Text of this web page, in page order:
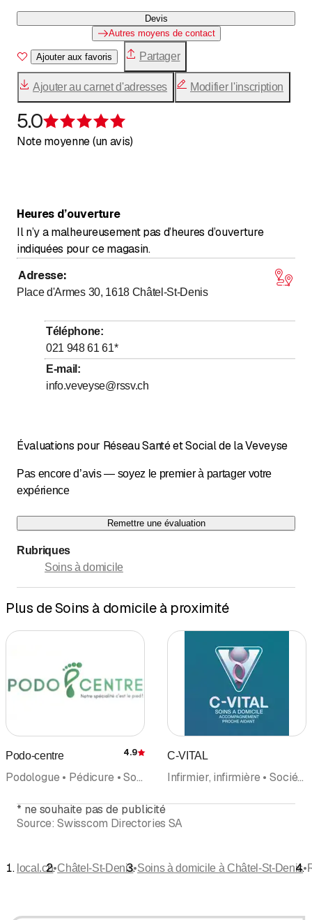
Devis
Autres moyens de contact
Ajouter aux favoris Partager
Ajouter au carnet d'adresses Modifier l'inscription
5.0
Note moyenne (un avis)
Heures d’ouverture
Il n’y a malheureusement pas d’heures d’ouverture
indiquées pour ce magasin.
Adresse:
Place d'Armes 30, 1618 Châtel-St-Denis
Téléphone:
021 948 61 61*
E-mail :
info.veveyse@rssv.ch
Évaluations pour Réseau Santé et Social de la Veveyse
Pas encore d’avis — soyez le premier à partager votre
expérience
Remettre une évaluation
Rubriques
Soins à domicile
Plus de Soins à domicile à proximité
Podo-centre Évaluation
4.9
Podologue • Pédicure • Soins à domicile
C-VITAL
Infirmier, infirmière • Société de Soins infirmiers et soins à domicile • Soins à domicile • Accompagnement, soutien • Service d'assistance à domicile
*ne souhaite pas de publicité
Source: Swisscom Directories SA
local.ch•Châtel-St-Denis•Soins à domicile à Châtel-St-Denis•